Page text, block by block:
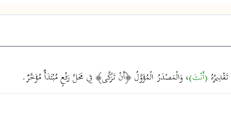
(أَنْتَ)، وَالْمَصْدَرُ الْمُؤَوَّلُ ﴿أَنْ تَزَكَّى﴾ فِي مَحَلِّ رَفْعٍ مُبْتَدَأٌ مُؤَخَّرٌ.